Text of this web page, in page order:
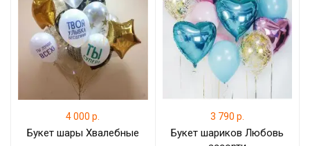
4 000 р.
Букет шары Хвалебные
3 790 р.
Букет шариков Любовь